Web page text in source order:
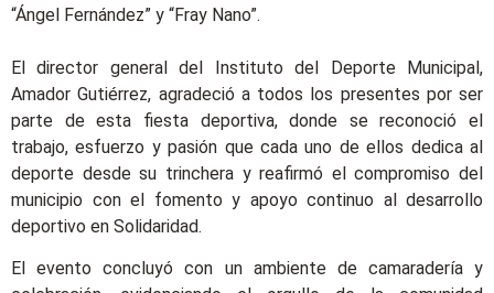
“Ángel Fernández” y “Fray Nano”.
El director general del Instituto del Deporte Municipal,
Amador Gutiérrez, agradeció a todos los presentes por ser
parte de esta fiesta deportiva, donde se reconoció el
trabajo, esfuerzo y pasión que cada uno de ellos dedica al
deporte desde su trinchera y reafirmó el compromiso del
municipio con el fomento y apoyo continuo al desarrollo
deportivo en Solidaridad.
El evento concluyó con un ambiente de camaradería y